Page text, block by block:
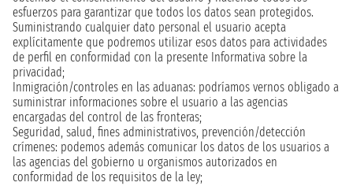
esfuerzos para garantizar que todos los datos sean protegidos.
Suministrando cualquier dato personal el usuario acepta
explícitamente que podremos utilizar esos datos para actividades
de perfil en conformidad con la presente Informativa sobre la
privacidad;
Inmigración/controles en las aduanas: podríamos vernos obligado a
suministrar informaciones sobre el usuario a las agencias
encargadas del control de las fronteras;
Seguridad, salud, fines administrativos, prevención/detección
crímenes: podemos además comunicar los datos de los usuarios a
las agencias del gobierno u organismos autorizados en
conformidad de los requisitos de la ley;